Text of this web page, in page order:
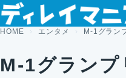
コンテンツへスキップ
HOME エンタメ M-1グラン
M-1グランプ